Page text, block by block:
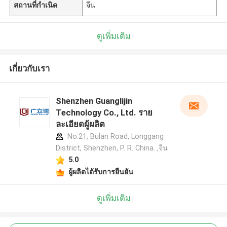
สถานที่กำเนิด จีน
ดูเพิ่มเติม
เกี่ยวกับเรา
Shenzhen Guanglijin
Technology Co., Ltd. ราย
ละเอียดผู้ผลิต
No.21, Bulan Road, Longgang
District, Shenzhen, P. R. China. ,จีน
5.0
ผู้ผลิตได้รับการยืนยัน
ดูเพิ่มเติม